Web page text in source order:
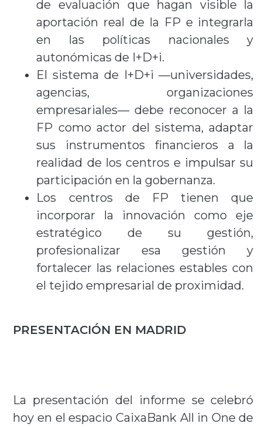
de evaluación que hagan visible la
aportación real de la FP e integrarla
en las políticas nacionales y
autonómicas de I+D+i.
El sistema de I+D+i —universidades,
agencias, organizaciones
empresariales— debe reconocer a la
FP como actor del sistema, adaptar
sus instrumentos financieros a la
realidad de los centros e impulsar su
participación en la gobernanza.
Los centros de FP tienen que
incorporar la innovación como eje
estratégico de su gestión,
profesionalizar esa gestión y
fortalecer las relaciones estables con
el tejido empresarial de proximidad.
PRESENTACIÓN EN MADRID
La presentación del informe se celebró
hoy en el espacio CaixaBank All in One de